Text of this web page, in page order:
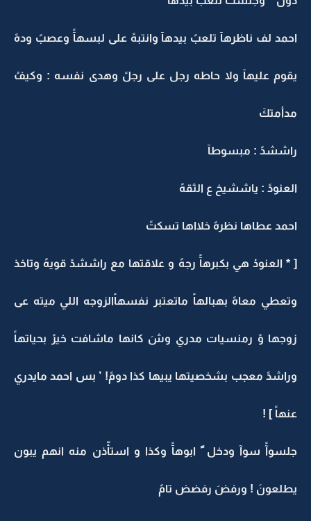
احمد لف ناظرهآ تلعبً بيدهآ وانتبهً على لبسهآً وعصبً ودهً
يقوم عليهآ ولا حاطه رجل على رجلً وهدى نفسه : وكيفُ
مدأمتكَ
راششدً : مبسوطآ
العنودً : ياششيخ ع الثقهً
احمد عطاها نظرهً خلااها تسكتً
[ * العنودْ هي بكبرهآً رجهً و علاقتها مع راششدً قويهً وتاخذ
وتعطي معاهً بهبالهاً ماتعتبر نفسهاًالزوجه اللي ميته عى
زوجها وً رمنسيات مدري وشَ كانها ماشافت خيرً بحياتهاً
وراشدً معجب بشخصيتها يبيها كذا دومً! ’ بس احمد مايدري
عنهاً ] !
جلسوآً سوآ ودخل ً ابوهآً وكذا و استأّذن منه انهم يبون
يطلعونَ ! ورفضَ رفضض تامً